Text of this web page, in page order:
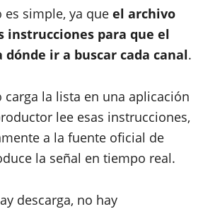
simple, ya que el archivo
instrucciones para que el
ir a buscar cada canal.
carga la lista en una aplicación
lee esas instrucciones,
a la fuente oficial de
la señal en tiempo real.
descarga, no hay